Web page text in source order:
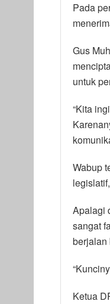
Pada
Gus
untuk
“Kita
Wabup
Apalagi
sangat
berjalan
Ketua